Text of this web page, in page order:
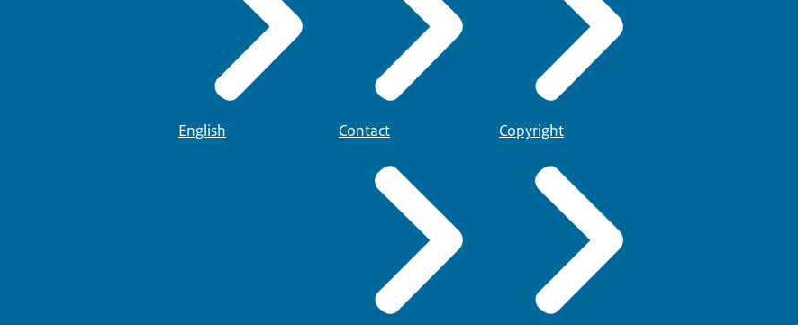
English Contact Copyright